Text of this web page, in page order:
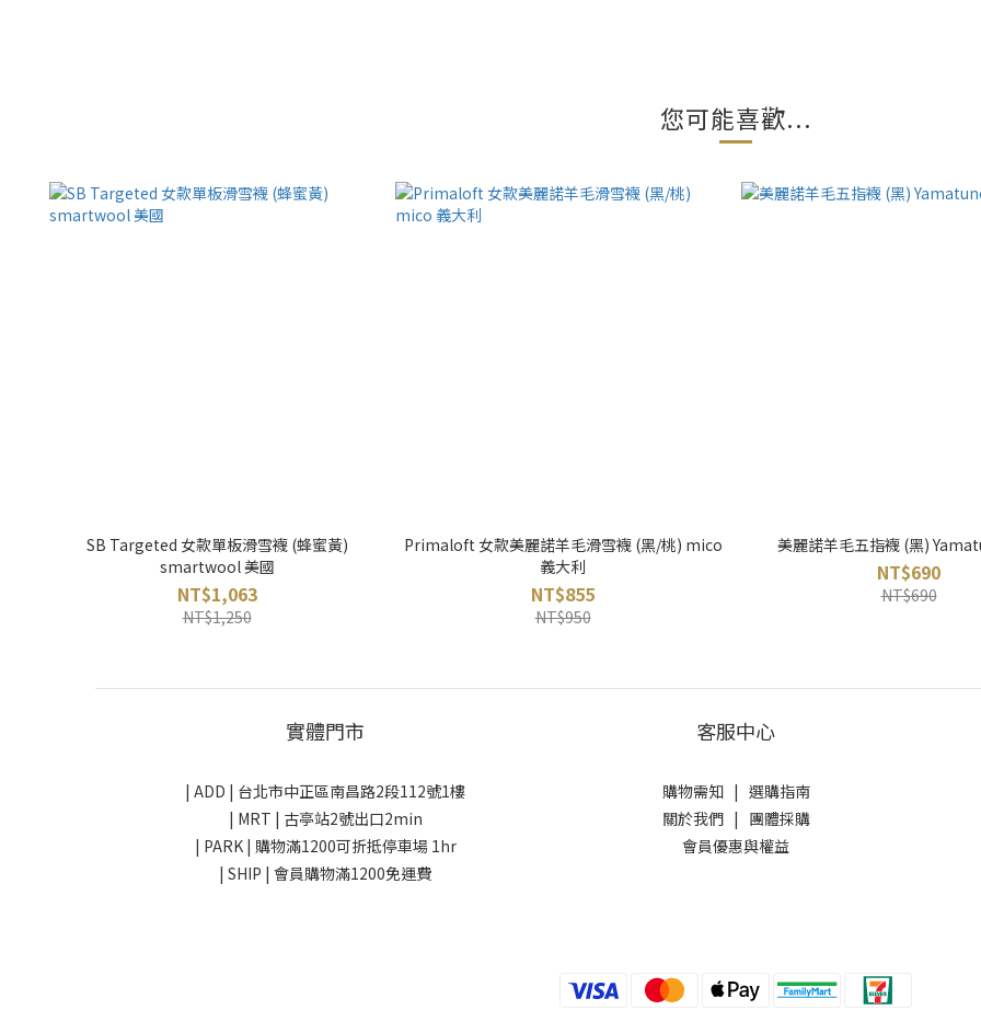
您可能喜歡...
SB Targeted 女款單板滑雪襪 (蜂蜜黃)
smartwool 美國
NT$1,063
NT$1,250
Primaloft 女款美麗諾羊毛滑雪襪 (黑/桃) mico
義大利
NT$855
NT$950
美麗諾羊毛五指襪 (黑)
NT$690
NT$690
實體門市
| ADD | 台北市中正區南昌路2段112號1樓
| MRT | 古亭站2號出口2min
| PARK | 購物滿1200可折抵停車場 1hr
| SHIP | 會員購物滿1200免運費
客服中心
購物需知| 選購指南
關於我們| 團體採購
會員優惠與權益